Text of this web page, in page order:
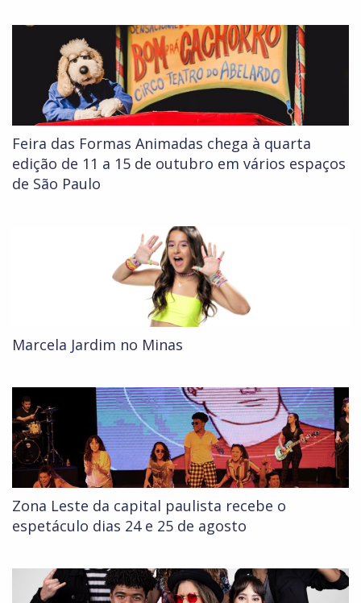
Feira das Formas Animadas chega à quarta
edição de 11 a 15 de outubro em vários espaços
de São Paulo
Marcela Jardim no Minas
Zona Leste da capital paulista recebe o
espetáculo dias 24 e 25 de agosto